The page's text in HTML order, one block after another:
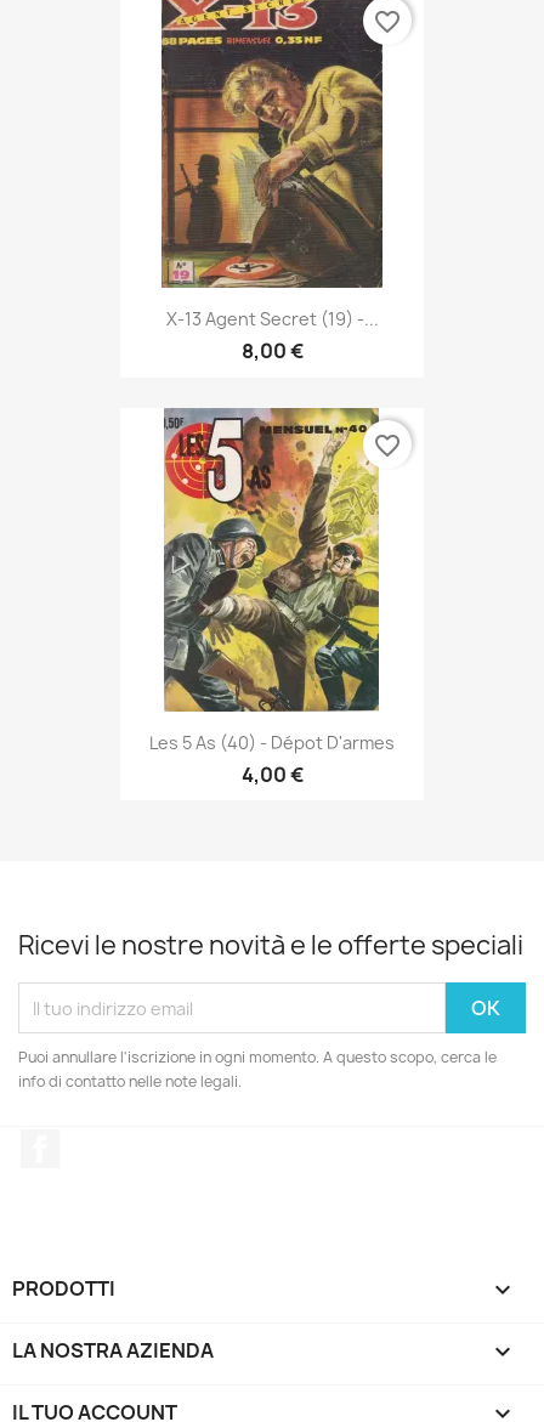
X-13 Agent Secret (19) -...
8,00 €
favorite_border
Les 5 As (40) - Dépot D'armes
4,00 €
favorite_border
Ricevi le nostre novità e le offerte speciali
Puoi annullare l'iscrizione in ogni momento. A questo scopo, cerca le
info di contatto nelle note legali.
PRODOTTI 
LA NOSTRA AZIENDA 
IL TUO ACCOUNT 